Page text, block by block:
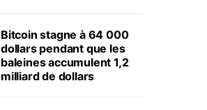
Bitcoin stagne à 64 000
dollars pendant que les
baleines accumulent 1,2
milliard de dollars